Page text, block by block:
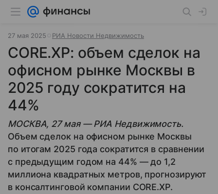
27 мая 2025 РИА Новости Недвижимость
CORE.XP: объем сделок на
офисном рынке Москвы в
2025 году сократится на
44%
МОСКВА, 27 мая — РИА Недвижимость.
Объем сделок на офисном рынке Москвы
по итогам 2025 года сократится в сравнении
с предыдущим годом на 44% — до 1,2
миллиона квадратных метров, прогнозируют
в консалтинговой компании CORE.XP.